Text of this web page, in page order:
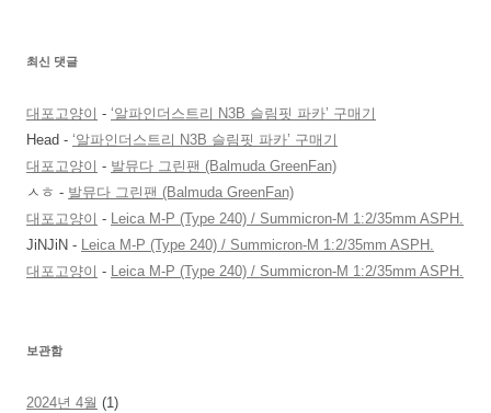
최신 댓글
대포고양이 - ‘알파인더스트리 N3B 슬림핏 파카’ 구매기
Head - ‘알파인더스트리 N3B 슬림핏 파카’ 구매기
대포고양이 - 발뮤다 그린팬 (Balmuda GreenFan)
ㅅㅎ - 발뮤다 그린팬 (Balmuda GreenFan)
대포고양이 - Leica M-P (Type 240) / Summicron-M 1:2/35mm ASPH.
JiNJiN - Leica M-P (Type 240) / Summicron-M 1:2/35mm ASPH.
대포고양이 - Leica M-P (Type 240) / Summicron-M 1:2/35mm ASPH.
보관함
2024년 4월 (1)